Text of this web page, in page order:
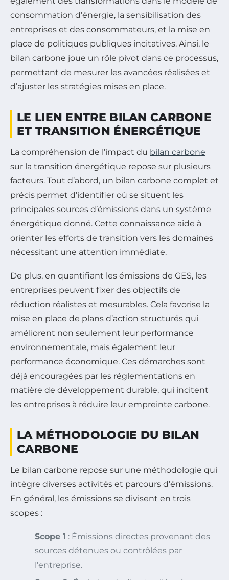
consommation d’énergie, la sensibilisation des
entreprises et des consommateurs, et la mise en
place de politiques publiques incitatives. Ainsi, le
bilan carbone joue un rôle pivot dans ce processus,
permettant de mesurer les avancées réalisées et
d’ajuster les stratégies mises en place.
LE LIEN ENTRE BILAN CARBONE
ET TRANSITION ÉNERGÉTIQUE
La compréhension de l’impact du bilan carbone
sur la transition énergétique repose sur plusieurs
facteurs. Tout d’abord, un bilan carbone complet et
précis permet d’identifier où se situent les
principales sources d’émissions dans un système
énergétique donné. Cette connaissance aide à
orienter les efforts de transition vers les domaines
nécessitant une attention immédiate.
De plus, en quantifiant les émissions de GES, les
entreprises peuvent fixer des objectifs de
réduction réalistes et mesurables. Cela favorise la
mise en place de plans d’action structurés qui
améliorent non seulement leur performance
environnementale, mais également leur
performance économique. Ces démarches sont
déjà encouragées par les réglementations en
matière de développement durable, qui incitent
les entreprises à réduire leur empreinte carbone.
LA MÉTHODOLOGIE DU BILAN
CARBONE
Le bilan carbone repose sur une méthodologie qui
intègre diverses activités et parcours d’émissions.
En général, les émissions se divisent en trois
scopes :
Scope 1 : Émissions directes provenant des
sources détenues ou contrôlées par
l’entreprise.